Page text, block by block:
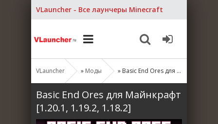
VLauncher - Все лаунчеры Minecraft
VLauncher » Моды » Basic End Ores для Майнкрафт [1.20.1, 1.19.2, 1.18.2]
Basic End Ores для Майнкрафт
[1.20.1, 1.19.2, 1.18.2]